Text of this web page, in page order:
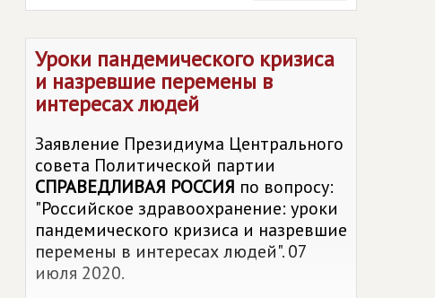
Уроки пандемического кризиса
и назревшие перемены в
интересах людей
Заявление Президиума Центрального
совета Политической партии
СПРАВЕДЛИВАЯ РОССИЯ по вопросу:
"Российское здравоохранение: уроки
пандемического кризиса и назревшие
перемены в интересах людей". 07
июля 2020.